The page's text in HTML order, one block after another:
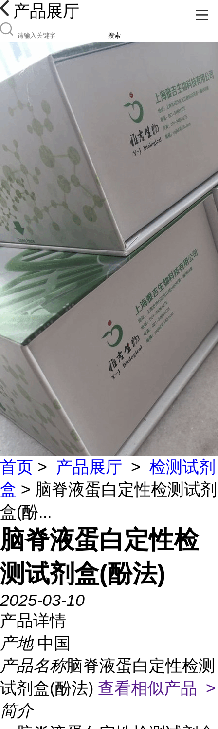
产品展厅
搜索
首页 > 产品展厅 > 检测试剂
盒 > 脑脊液蛋白定性检测试剂
盒(酚...
脑脊液蛋白定性检
测试剂盒(酚法)
2025-03-10
产品详情
产地 中国
产品名称脑脊液蛋白定性检测
试剂盒(酚法) 查看相似产品 >
简介